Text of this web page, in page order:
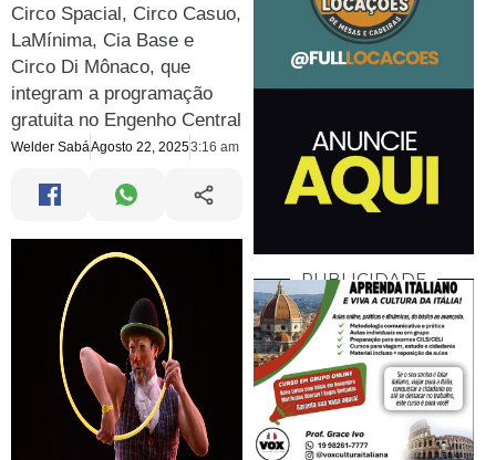
Circo Spacial, Circo Casuo,
LaMínima, Cia Base e
Circo Di Mônaco, que
integram a programação
gratuita no Engenho Central
Welder SabáAgosto 22, 20253:16 am
PUBLICIDADE